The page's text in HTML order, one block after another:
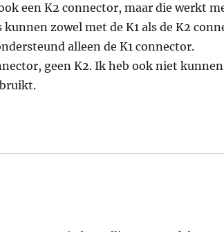
een K2 connector, maar die werkt
zowel met de K1 als de K2
alleen de K1 connector.
geen K2. Ik heb ook niet